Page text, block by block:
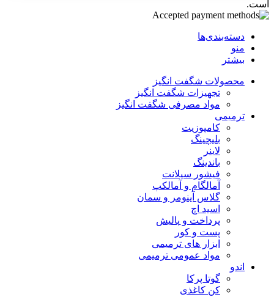
است.
دسته‌بندی‌ها
منو
بیشتر
محصولات شگفت انگیز
تجهیزات شگفت انگیز
مواد مصرفی شگفت انگیز
ترمیمی
کامپوزیت
بلیچینگ
لاینر
باندینگ
فیشور سیلانت
آمالگام و آمالکپ
گلاس آینومر و سمان
اسید اچ
پرداخت و پالیش
پست و کور
ابزار های ترمیمی
مواد عمومی ترمیمی
اندو
گوتا پرکا
کن کاغذی